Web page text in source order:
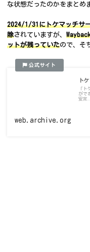
な状態だったのかをまとめ
2024/1/31にトケマッチサ
除されていますが、
ットが残っていたので、そ
ト
「
がで
安定
web.archive.org